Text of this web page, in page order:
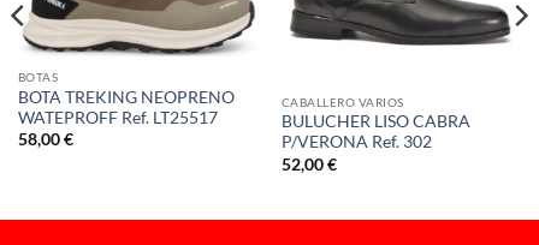
BOTAS
BOTA TREKING NEOPRENO
WATEPROFF Ref. LT25517
58,00€
CABALLERO VARIOS
BULUCHER LISO CABRA
P/VERONA Ref. 302
52,00€